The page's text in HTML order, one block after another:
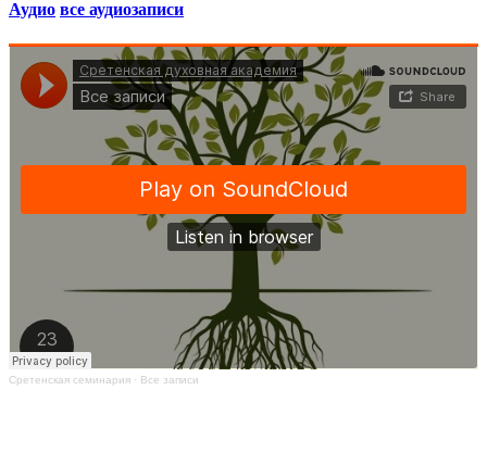
Аудио все аудиозаписи
Сретенская семинария · Все записи